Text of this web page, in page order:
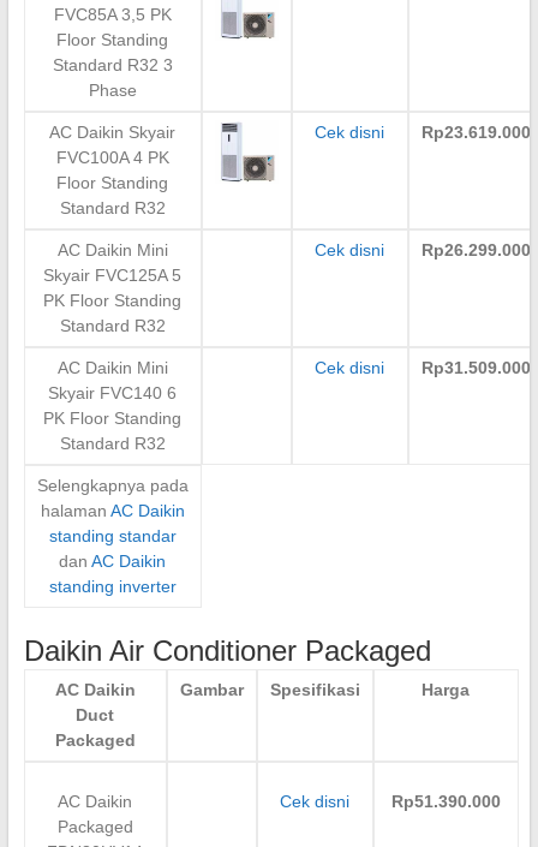
FVC85A 3,5 PK
Floor Standing
Standard R32 3
Phase
AC Daikin Skyair
FVC100A 4 PK
Floor Standing
Standard R32
Cek disni Rp23.619.000
AC Daikin Mini
Skyair FVC125A 5
PK Floor Standing
Standard R32
Cek disni Rp26.299.000
AC Daikin Mini
Skyair FVC140 6
PK Floor Standing
Standard R32
Cek disni Rp31.509.000
Selengkapnya pada
halaman AC Daikin
standing standar
danAC Daikin
standing inverter
Daikin Air Conditioner Packaged
AC Daikin
Duct
Packaged
Gambar Spesifikasi Harga
AC Daikin
Packaged
Cek disni Rp51.390.000